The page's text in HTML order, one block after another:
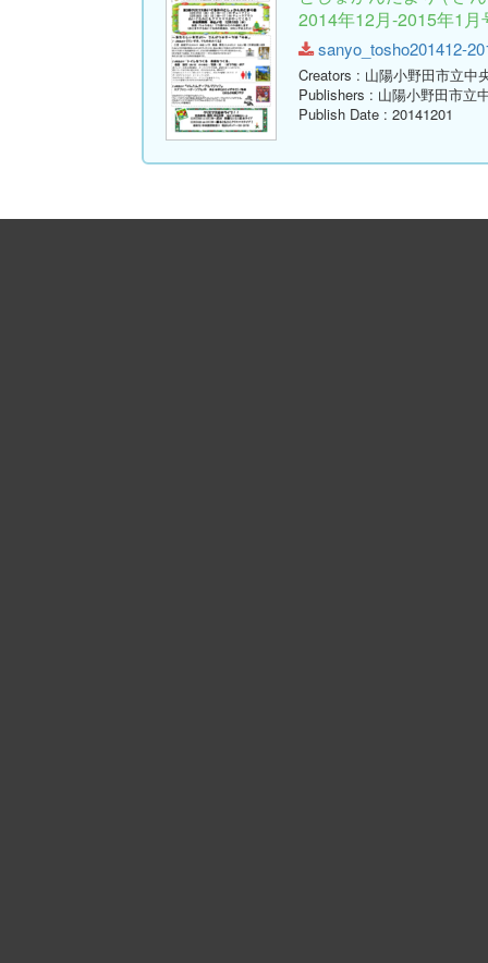
2014年12月-2015年1月
sanyo_tosho201412-
Creators : 山陽小野田市立中
Publishers : 山陽小野田市立
Publish Date : 20141201